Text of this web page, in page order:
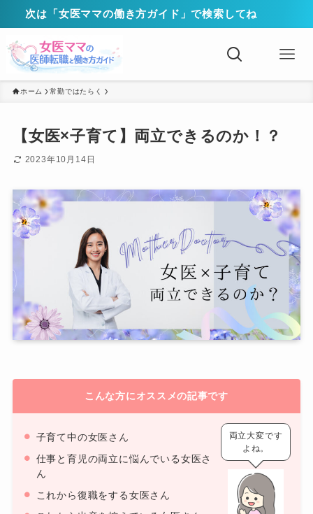
次は「女医ママの働き方ガイド」で検索してね
ホーム 常勤ではたらく
【女医×子育て】両立できるのか！？
2023年10月14日
こんな方にオススメの記事です
子育て中の女医さん
仕事と育児の両立に悩んでいる女医さ
ん
これから復職をする女医さん
両立大変です
よね。